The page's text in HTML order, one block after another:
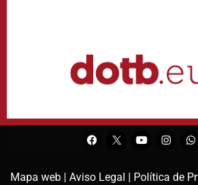
Mapa web | Aviso Legal | Política de